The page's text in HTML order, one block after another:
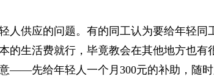
人供应的问题。有的同工认为要给年轻
的生活费就行，毕竟教会在其他地方也有
意——先给年轻人一个月300元的补助，随